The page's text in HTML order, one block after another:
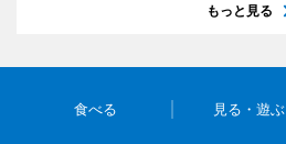
もっと見る
食べる 見る・遊ぶ